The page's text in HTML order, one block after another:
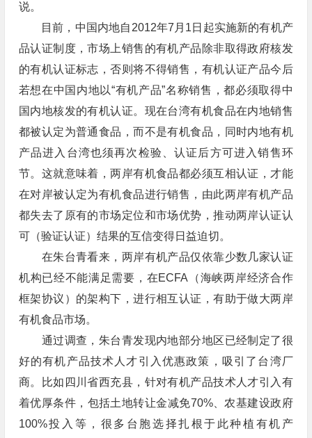
说。
目前，中国内地自2012年7月1日起实施新的有机产
品认证制度，市场上销售的有机产品除非取得政府核发
的有机认证标志，否则将不得销售，有机认证产品今后
若想在中国内地以“有机产品”名称销售，都必须取得中
国内地核发的有机认证。现在台湾有机食品在内地销售
都被认定为普通食品，而不是有机食品，同时内地有机
产品进入台湾也须再次检验、认证后方可进入销售环
节。这就意味着，两岸有机食品都必须互相认证，才能
在对岸被认定为有机食品进行销售，由此两岸有机产品
都失去了原有的市场定位和市场优势，推动两岸认证认
可（验证认证）结果的互信变得日益迫切。
在朱台青看来，两岸有机产品仅依靠少数几家认证
机构已经不能满足需要，在ECFA（海峡两岸经济合作
框架协议）的架构下，进行相互认证，有助于做大两岸
有机食品市场。
通过调查，朱台青发现内地部分地区已经制定了很
好的有机产品技术人才引入优惠政策，吸引了台湾厂
商。比如四川省西充县，针对有机产品技术人才引入有
着优厚条件，包括土地转让金减免70%、农基建设政府
100%投入等，很多台胞选择扎根于此种植有机产